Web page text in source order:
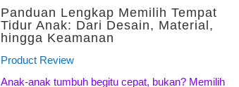
Panduan Lengkap Memilih Tempat
Tidur Anak: Dari Desain, Material,
hingga Keamanan
Product Review
Anak-anak tumbuh begitu cepat, bukan? Memilih